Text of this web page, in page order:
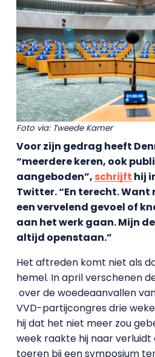
Foto via: Tweede Kamer
Voor zijn gedrag heeft
“meerdere keren, ook
aangeboden”, schrijft hij
Twitter. “En terecht.
een vervelend gevoel of
aan het werk gaan. Mijn
altijd openstaan.”
Het aftreden komt niet als
hemel. In april verschenen
over de woedeaanvallen
VVD-partijcongres drie
hij dat het niet meer zou
week raakte hij naar verluidt
toeren bij een symposium